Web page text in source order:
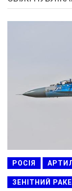
РОСІЯ
ЗЕНІТНИЙ